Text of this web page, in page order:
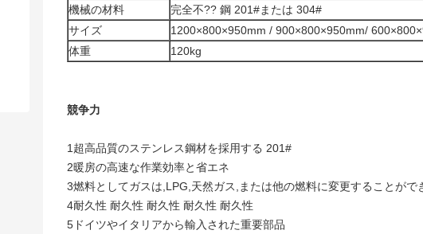
機械の材料
完全不?? 鋼 201#または 304#
サイズ
1200×800×950mm / 900×800×950mm/
体重
120kg
競争力
1超高品質のステンレス鋼材を採用する 201#
2暖房の高速な作業効率と省エネ
3燃料としてガスは,LPG,天然ガス,または他の燃料に変更することがで
4耐久性 耐久性 耐久性 耐久性 耐久性
5ドイツやイタリアから輸入された重要部品